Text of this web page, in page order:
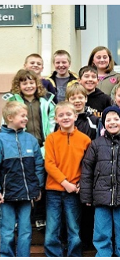
access array
pacs/tgr09/users/
ssl/app/
components/
: